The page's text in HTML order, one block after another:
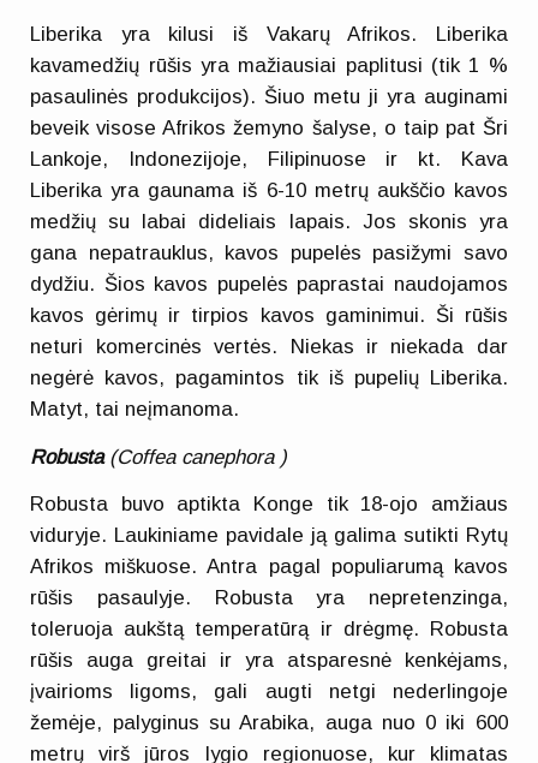
Liberika yra kilusi iš Vakarų Afrikos. Liberika
kavamedžių rūšis yra mažiausiai paplitusi (tik 1 %
pasaulinės produkcijos). Šiuo metu ji yra auginami
beveik visose Afrikos žemyno šalyse, o taip pat Šri
Lankoje, Indonezijoje, Filipinuose ir kt. Kava
Liberika yra gaunama iš 6-10 metrų aukščio kavos
medžių su labai dideliais lapais. Jos skonis yra
gana nepatrauklus, kavos pupelės pasižymi savo
dydžiu. Šios kavos pupelės paprastai naudojamos
kavos gėrimų ir tirpios kavos gaminimui. Ši rūšis
neturi komercinės vertės. Niekas ir niekada dar
negėrė kavos, pagamintos tik iš pupelių Liberika.
Matyt, tai neįmanoma.
Robusta (Coffea canephora )
Robusta buvo aptikta Konge tik 18-ojo amžiaus
viduryje. Laukiniame pavidale ją galima sutikti Rytų
Afrikos miškuose. Antra pagal populiarumą kavos
rūšis pasaulyje. Robusta yra nepretenzinga,
toleruoja aukštą temperatūrą ir drėgmę. Robusta
rūšis auga greitai ir yra atsparesnė kenkėjams,
įvairioms ligoms, gali augti netgi nederlingoje
žemėje, palyginus su Arabika, auga nuo 0 iki 600
metrų virš jūros lygio regionuose, kur klimatas